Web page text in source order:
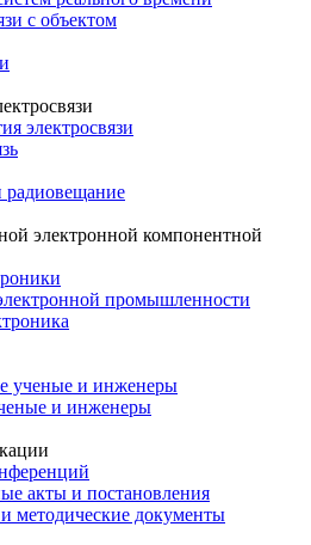
с объектом
электросвязи
радиовещание
электронной компонентной
промышленности
ученые и инженеры
и инженеры
акты и постановления
методические документы